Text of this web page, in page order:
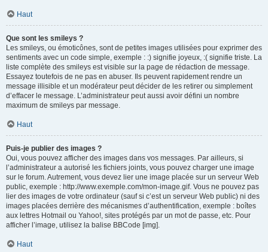
Haut
Que sont les smileys ?
Les smileys, ou émoticônes, sont de petites images utilisées pour exprimer des
sentiments avec un code simple, exemple : :) signifie joyeux, :( signifie triste. La
liste complète des smileys est visible sur la page de rédaction de message.
Essayez toutefois de ne pas en abuser. Ils peuvent rapidement rendre un
message illisible et un modérateur peut décider de les retirer ou simplement
d’effacer le message. L’administrateur peut aussi avoir défini un nombre
maximum de smileys par message.
Haut
Puis-je publier des images ?
Oui, vous pouvez afficher des images dans vos messages. Par ailleurs, si
l’administrateur a autorisé les fichiers joints, vous pouvez charger une image
sur le forum. Autrement, vous devez lier une image placée sur un serveur Web
public, exemple : http://www.exemple.com/mon-image.gif. Vous ne pouvez pas
lier des images de votre ordinateur (sauf si c’est un serveur Web public) ni des
images placées derrière des mécanismes d’authentification, exemple : boîtes
aux lettres Hotmail ou Yahoo!, sites protégés par un mot de passe, etc. Pour
afficher l’image, utilisez la balise BBCode [img].
Haut